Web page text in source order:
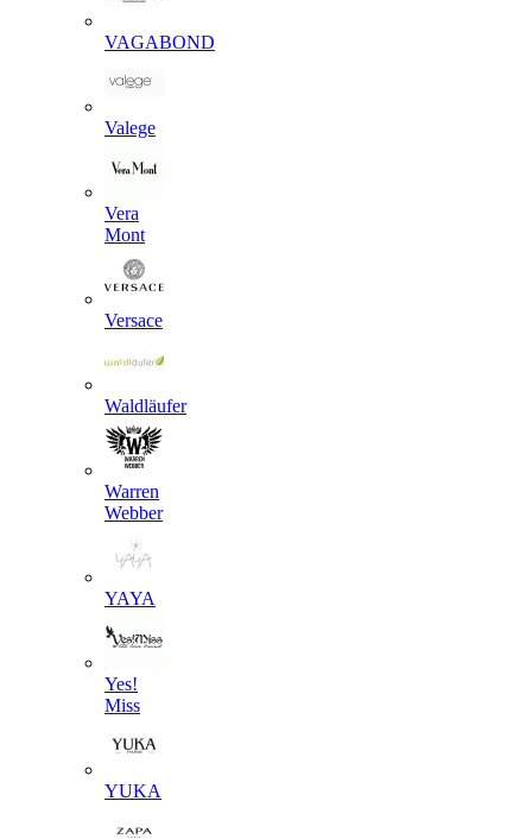
VAGABOND
Valege
Vera
Mont
Versace
Waldläufer
Warren
Webber
YAYA
Yes!
Miss
YUKA